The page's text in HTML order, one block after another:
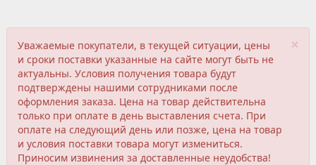
×
Уважаемые покупатели, в текущей ситуации, цены
и сроки поставки указанные на сайте могут быть не
актуальны. Условия получения товара будут
подтверждены нашими сотрудниками после
оформления заказа. Цена на товар действительна
только при оплате в день выставления счета. При
оплате на следующий день или позже, цена на товар
и условия поставки товара могут измениться.
Приносим извинения за доставленные неудобства!